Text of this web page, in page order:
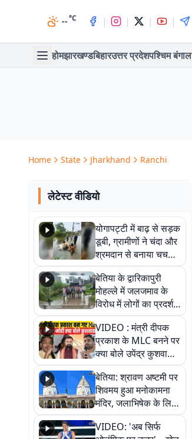
--°C | | | |
होमझारखण्डबिहारउत्तर प्रदेशपश्चिम बंगाल
Home State Jharkhand Ranchi
लेटेस्ट वीडियो
योगापट्टी में बाढ़ से सड़क
डूबी, ग्रामीणों ने चंदा और
श्रमदान से बनाया चचरी
पुल
बेतिया के द्वारिकापुरी
मोहल्ले में जलजमाव के
विरोध में लोगों का प्रदर्शन,
स्थायी समाधान की मांग
VIDEO : मंत्री दीपक
प्रकाश के MLC बनने पर
क्या बोले उपेंद्र कुशवाहा,
सुनिए
बेतिया: श्रावण अष्टमी पर
शिवमय हुआ मनोकामना
मंदिर, जलाभिषेक के लिए
लगी लंबी कतारें
VIDEO: 'अब सिर्फ